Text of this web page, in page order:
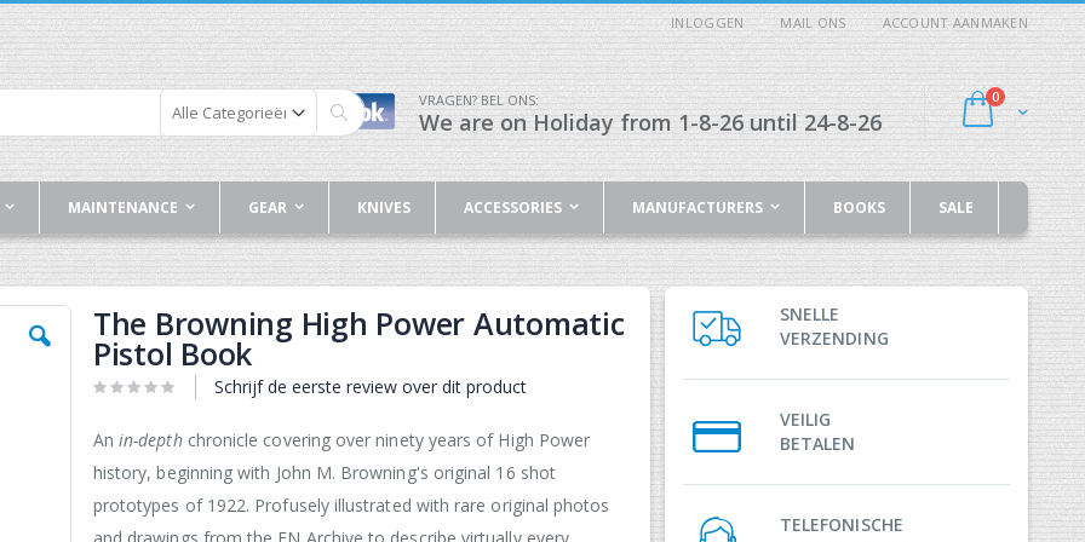
INLOGGEN MAIL ONS ACCOUNT AANMAKEN
Cart
0producten
Zoek
VRAGEN? BEL ONS:
We are on Holiday from 1-8-26 until 24-8-26
MAINTENANCE GEAR KNIVES ACCESSORIES MANUFACTURERS BOOKS SALE
The Browning High Power Automatic
Pistol Book
Schrijf de eerste review over dit product
Anin-depthchronicle covering over ninety years of High Power
history, beginning with John M. Browning's original 16 shot
prototypes of 1922. Profusely illustrated with rare original photos
SNELLE
VERZENDING
VEILIG
BETALEN
TELEFONISCHE